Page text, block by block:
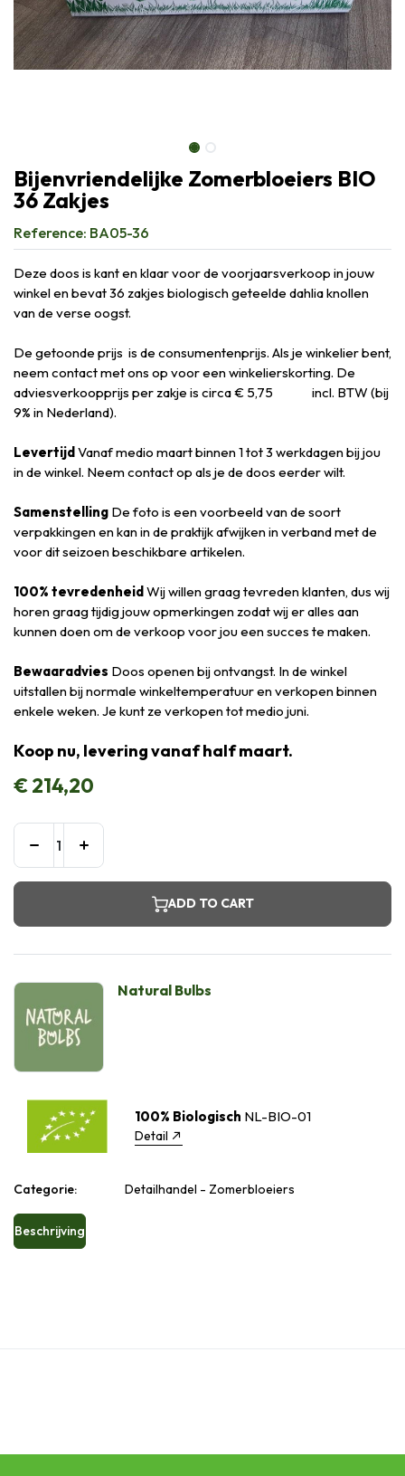
Bijenvriendelijke Zomerbloeiers BIO
36 Zakjes
Reference: BA05-36
Deze doos is kant en klaar voor de voorjaarsverkoop in jouw
winkel en bevat 36 zakjes biologisch geteelde dahlia knollen
van de verse oogst.
De getoonde prijs is de consumentenprijs. Als je winkelier bent,
neem contact met ons op voor een winkelierskorting. De
adviesverkoopprijs per zakje is circa € 5,75
​ incl. BTW (bij
9% in Nederland).
LevertijdVanaf medio maart binnen 1 tot 3 werkdagen bij jou
in de winkel. Neem contact op als je de doos eerder wilt.
Samenstelling De foto is een voorbeeld van de soort
verpakkingen en kan in de praktijk afwijken in verband met de
voor dit seizoen beschikbare artikelen.
100% tevredenheidWij willen graag tevreden klanten, dus wij
horen graag tijdig jouw opmerkingen zodat wij er alles aan
kunnen doen om de verkoop voor jou een succes te maken.
Bewaaradvies Doos openen bij ontvangst. In de winkel
uitstallen bij normale winkeltemperatuur en verkopen binnen
enkele weken. Je kunt ze verkopen tot medio juni.
Koop nu, levering vanaf half maart.
€214,20
ADD TO CART
Natural Bulbs
100% Biologisch NL-BIO-01
Detail
Categorie: Detailhandel - Zomerbloeiers
Beschrijving